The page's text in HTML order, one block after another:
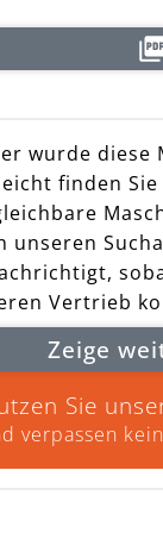
wurde diese
finden
unseren
Vertrieb
Zeige
Sie
verpassen